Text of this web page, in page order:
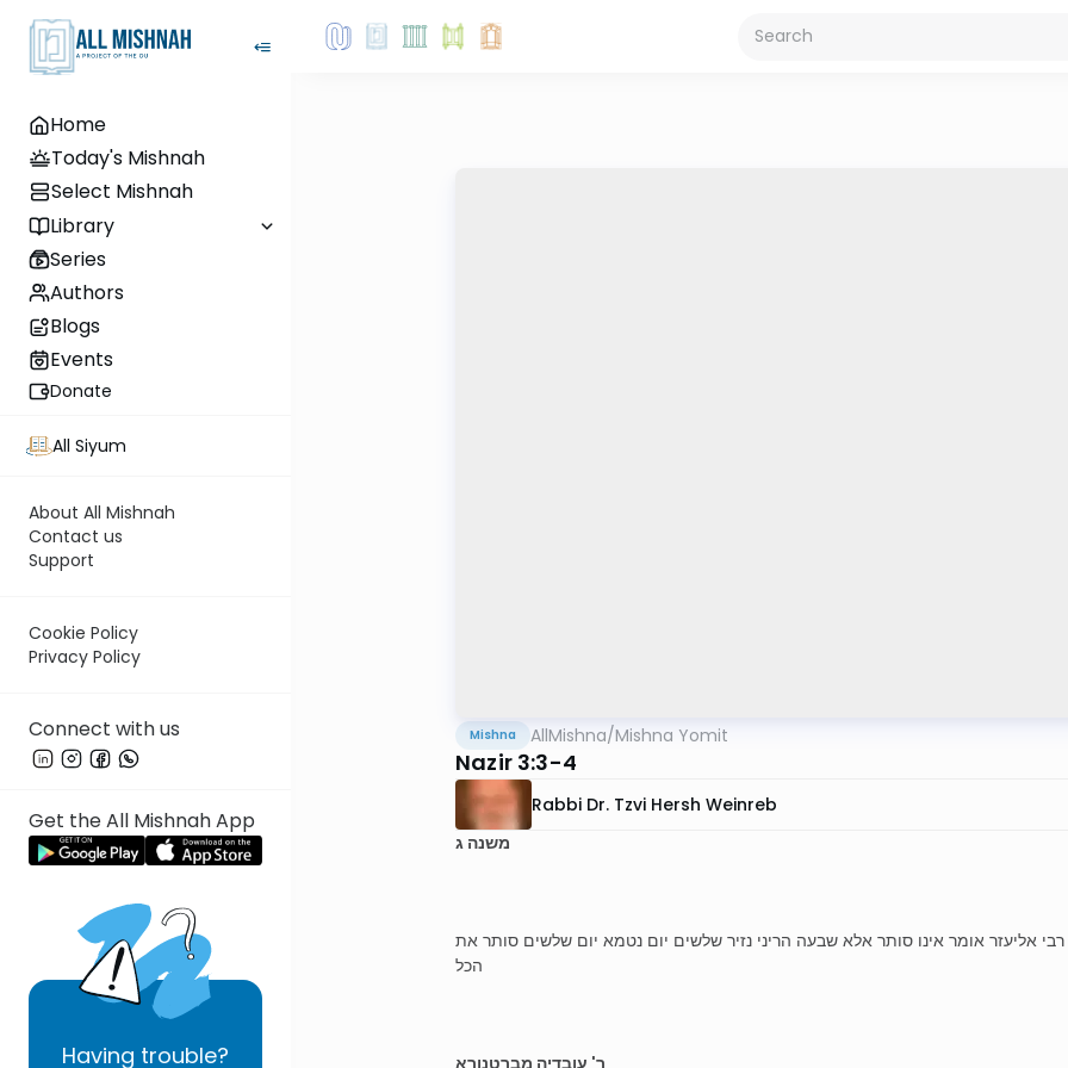
Home
Today's Mishnah
Select Mishnah
Library
Series
Authors
Blogs
Events
Donate
All Siyum
About All Mishnah
Contact us
Support
Cookie Policy
Privacy Policy
Connect with us
Get the All Mishnah App
Having trouble?
Mishna AllMishna/Mishna Yomit
Nazir 3:3-4
Rabbi Dr. Tzvi Hersh Weinreb
משנה ג
אליעזר אומר אינו סותר אלא שבעה הריני נזיר שלשים יום נטמא יום שלשים סותר את
הכל